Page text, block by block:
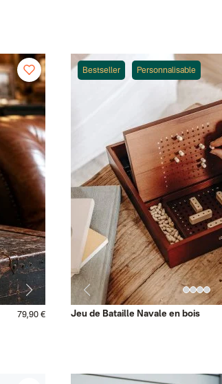
79,90 €
Bestseller Personnalisable
Jeu de Bataille Navale en bois